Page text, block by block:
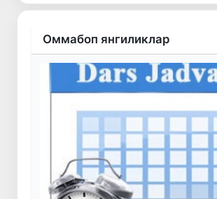
Оммабоп янгиликлар